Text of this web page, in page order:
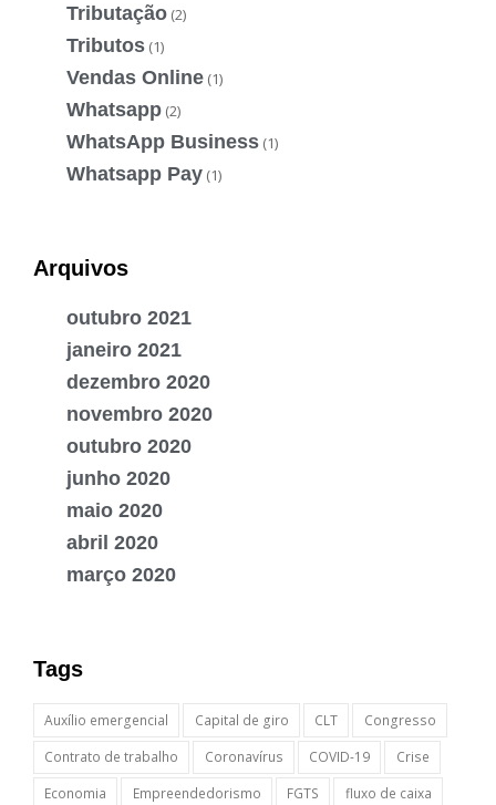
Tributação (2)
Tributos (1)
Vendas Online (1)
Whatsapp (2)
WhatsApp Business (1)
Whatsapp Pay (1)
Arquivos
outubro 2021
janeiro 2021
dezembro 2020
novembro 2020
outubro 2020
junho 2020
maio 2020
abril 2020
março 2020
Tags
Auxílio emergencial Capital de giro CLT
Congresso
Contrato de trabalho
Coronavírus COVID-19
Crise
Economia
Empreendedorismo FGTS
fluxo de caixa